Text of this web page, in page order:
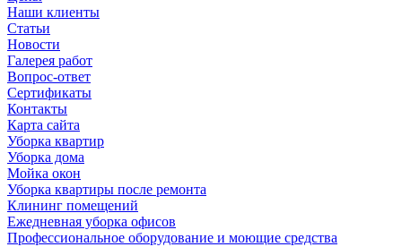
Наши клиенты
Статьи
Новости
Галерея работ
Вопрос-ответ
Сертификаты
Контакты
Карта сайта
Уборка квартир
Уборка дома
Мойка окон
Уборка квартиры после ремонта
Клининг помещений
Ежедневная уборка офисов
Профессиональное оборудование и моющие средства